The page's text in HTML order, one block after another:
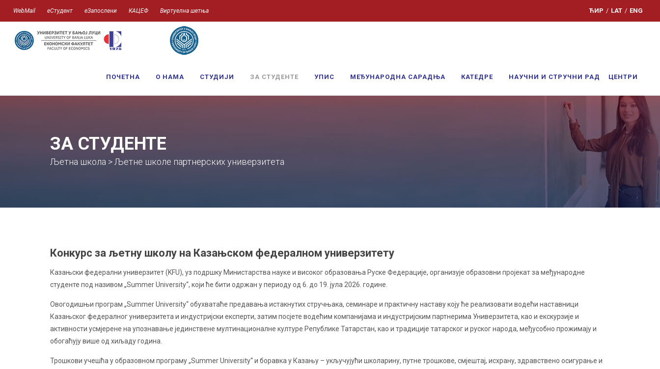
WebMail еСтудент еЗапослени КАЦЕФ Виртуелна шетња ЋИР / LAT / ENG
ПОЧЕТНА О НАМА СТУДИЈИ ЗА СТУДЕНТЕ УПИС МЕЂУНАРОДНА САРАДЊА КАТЕДРЕ НАУЧНИ И СТРУЧНИ РАД ЦЕНТРИ
ЗА СТУДЕНТЕ
Љетна школа > Љeтнe шкoлe пaртнeрских унивeрзитeтa
Конкурс за љетну школу на Казањском федералном универзитету
Казањски федерални универзитет (KFU), уз подршку Министарства науке и високог образовања Руске Федерације, организује образовни пројекат за међународне
студенте под називом „Summer University“, који ће бити одржан у периоду од 6. до 19. јула 2026. године.
Овогодишњи програм „Summer University“ обухватаће предавања истакнутих стручњака, семинаре и практичну наставу коју ће реализовати водећи наставници
Казањског федералног универзитета и индустријски експерти, затим посјете водећим компанијама и индустријским партнерима Универзитета, као и екскурзије и
активности усмјерене на упознавање јединствене мултинационалне културе Републике Татарстан, као и традиције татарског и руског народа, међусобно прожимају и
обогаћују више од хиљаду година.
Трошкови учешћа у образовном програму „Summer University“ и боравка у Казању – укључујући школарину, путне трошкове, смјештај, исхрану, здравствено осигурање и